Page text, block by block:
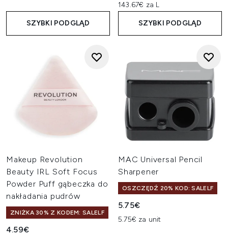
SZYBKI PODGLĄD
143.67€ za L
SZYBKI PODGLĄD
Makeup Revolution
Beauty IRL Soft Focus
Powder Puff gąbeczka do
nakładania pudrów
ZNIŻKA 30% Z KODEM: SALELF
4.59€
MAC Universal Pencil
Sharpener
OSZCZĘDŹ 20% KOD: SALELF
5.75€
5.75€ za unit